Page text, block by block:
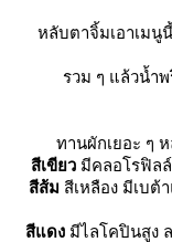
หลับตาจิ้มเอาเมนู
รวม ๆ แล้วน้ำ
ทานผักเยอะ ๆ
สีเขียว มีคลอโรฟิล
สีส้ม สีเหลือง มีเบ
สีแดง มีไลโคปินสูง